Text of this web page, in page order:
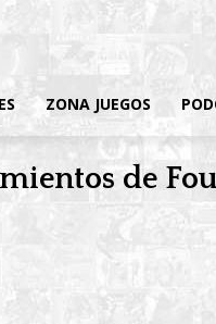
ZONA JUEGOS
de